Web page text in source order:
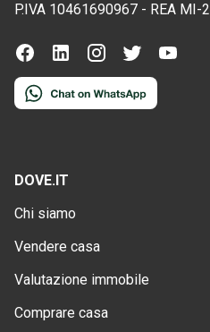
P.IVA 10461690967 - REA MI-
DOVE.IT
Chi siamo
Vendere casa
Valutazione immobile
Comprare casa